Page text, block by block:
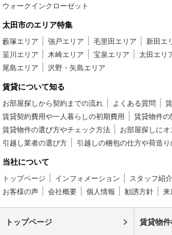
ウォークインクローゼット
太田市のエリア特集
藪塚エリア 強戸エリア 毛里田エリア 新田エ
韮川エリア
木崎エリア 宝泉エリア 太田エリ
尾島エリア
沢野・矢島エリア
賃貸について知る
お部屋探しから契約までの流れ よくある質問
賃貸契約費用や一人暮らしの初期費用
賃貸物件
賃貸物件の選び方やチェック方法
お部屋探しに
引越し業者の選び方
引越しの梱包の仕方や荷造り
当社について
トップページ インフォメーション スタッフ紹介
お客様の声
会社概要 個人情報 勧誘方針 来
トップページ 賃貸物